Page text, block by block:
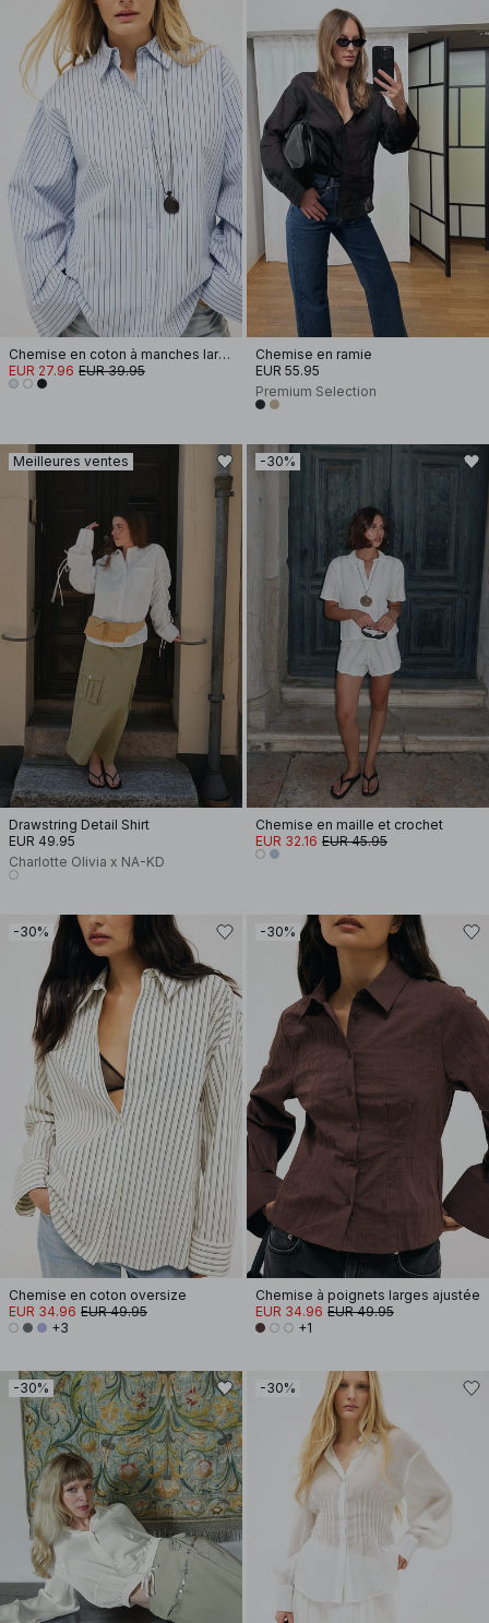
Chemise en coton à manches larges
EUR 27.96 EUR 39.95
Chemise en ramie
EUR 55.95
Premium Selection
Meilleures ventes
Drawstring Detail Shirt
EUR 49.95
Charlotte Olivia x NA-KD
-30%
Chemise en maille et crochet
EUR 32.16 EUR 45.95
-30%
Chemise en coton oversize
EUR 34.96 EUR 49.95
+3
-30%
Chemise à poignets larges ajustée
EUR 34.96 EUR 49.95
+1
-30% -30%